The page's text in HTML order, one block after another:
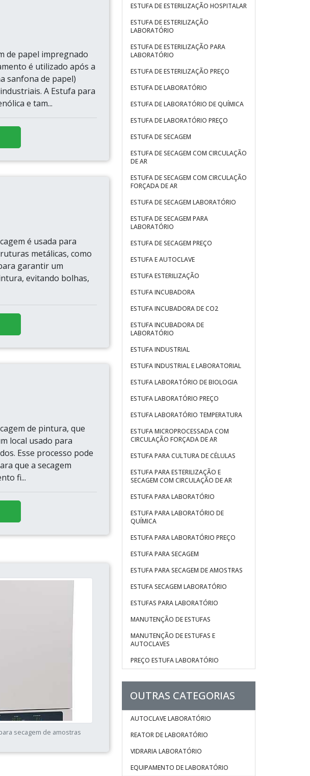
de papel impregnado
é utilizado após a
sanfona de papel)
A Estufa para
e tam...
é usada para
metálicas, como
garantir um
evitando bolhas,
de pintura, que
local usado para
Esse processo pode
que a secagem
fi...
secagem de amostras
ESTUFA DE ESTERILIZAÇÃO HOSPITALAR
ESTUFA DE ESTERILIZAÇÃO
LABORATÓRIO
ESTUFA DE ESTERILIZAÇÃO PARA
LABORATÓRIO
ESTUFA DE ESTERILIZAÇÃO PREÇO
ESTUFA DE LABORATÓRIO
ESTUFA DE LABORATÓRIO DE QUÍMICA
ESTUFA DE LABORATÓRIO PREÇO
ESTUFA DE SECAGEM
ESTUFA DE SECAGEM COM CIRCULAÇÃO
DE AR
ESTUFA DE SECAGEM COM CIRCULAÇÃO
FORÇADA DE AR
ESTUFA DE SECAGEM LABORATÓRIO
ESTUFA DE SECAGEM PARA
LABORATÓRIO
ESTUFA DE SECAGEM PREÇO
ESTUFA E AUTOCLAVE
ESTUFA ESTERILIZAÇÃO
ESTUFA INCUBADORA
ESTUFA INCUBADORA DE CO2
ESTUFA INCUBADORA DE
LABORATÓRIO
ESTUFA INDUSTRIAL
ESTUFA INDUSTRIAL E LABORATORIAL
ESTUFA LABORATÓRIO DE BIOLOGIA
ESTUFA LABORATÓRIO PREÇO
ESTUFA LABORATÓRIO TEMPERATURA
ESTUFA MICROPROCESSADA COM
CIRCULAÇÃO FORÇADA DE AR
ESTUFA PARA CULTURA DE CÉLULAS
ESTUFA PARA ESTERILIZAÇÃO E
SECAGEM COM CIRCULAÇÃO DE AR
ESTUFA PARA LABORATÓRIO
ESTUFA PARA LABORATÓRIO DE
QUÍMICA
ESTUFA PARA LABORATÓRIO PREÇO
ESTUFA PARA SECAGEM
ESTUFA PARA SECAGEM DE AMOSTRAS
ESTUFA SECAGEM LABORATÓRIO
ESTUFAS PARA LABORATÓRIO
MANUTENÇÃO DE ESTUFAS
MANUTENÇÃO DE ESTUFAS E
AUTOCLAVES
PREÇO ESTUFA LABORATÓRIO
OUTRAS CATEGORIAS
AUTOCLAVE LABORATÓRIO
REATOR DE LABORATÓRIO
VIDRARIA LABORATÓRIO
EQUIPAMENTO DE LABORATÓRIO